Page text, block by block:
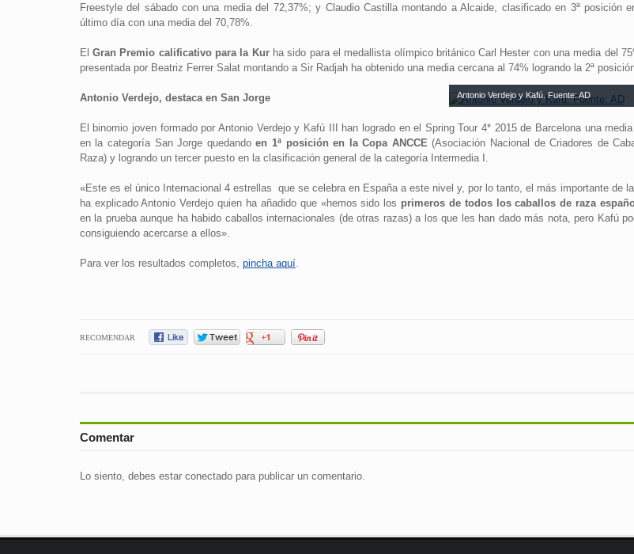
Freestyle del sábado con una media del 72,37%; y Claudio Castilla montando a Alcaide, clasificado en 3ª posición
último día con una media del 70,78%.
ElGran Premio calificativo para la Kurha sido para el medallista olímpico británico Carl Hester con una media del
presentada por Beatriz Ferrer Salat montando a Sir Radjah ha obtenido una media cercana al 74% logrando la 2ª
Antonio Verdejo y Kafú. Fuente: AD
Antonio Verdejo, destaca en San Jorge
El binomio joven formado por Antonio Verdejo y Kafú III han logrado en el Spring Tour 4* 2015 de Barcelona una
en la categoría San Jorge quedandoen 1ª posición en la Copa ANCCE(Asociación Nacional de Criadores de
Raza) y logrando un tercer puesto en la clasificación general de la categoría Intermedia I.
«Este es el único Internacional 4 estrellas que se celebra en España a este nivel y, por lo tanto, el más importante de
ha explicado Antonio Verdejo quien ha añadido que «hemos sido los primeros de todos los caballos de raza
en la prueba aunque ha habido caballos internacionales (de otras razas) a los que les han dado más nota, pero Kafú
consiguiendo acercarse a ellos».
Para ver los resultados completos, pincha aquí.
RECOMENDAR
Comentar
Lo siento, debes estar conectadopara publicar un comentario.